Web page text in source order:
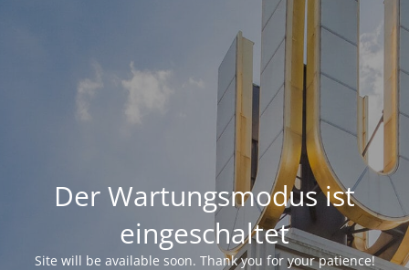
Der Wartungsmodus ist
eingeschaltet
Site will be available soon. Thank you for your patience!